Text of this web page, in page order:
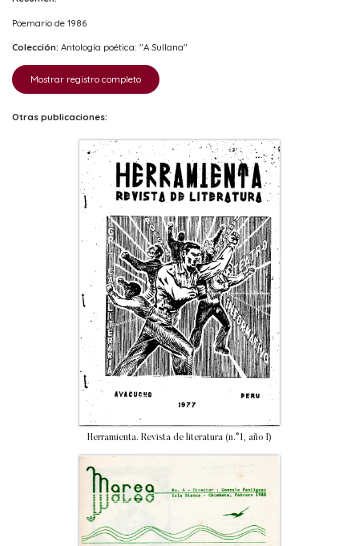
Poemario de 1986
Colección: Antología poética: "A Sullana"
Mostrar registro completo
Otras publicaciones:
Herramienta. Revista de literatura (n.°1, año I)